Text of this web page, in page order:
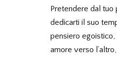
Pretendere dal tuo
dedicarti il suo
pensiero egoistico,
amore verso